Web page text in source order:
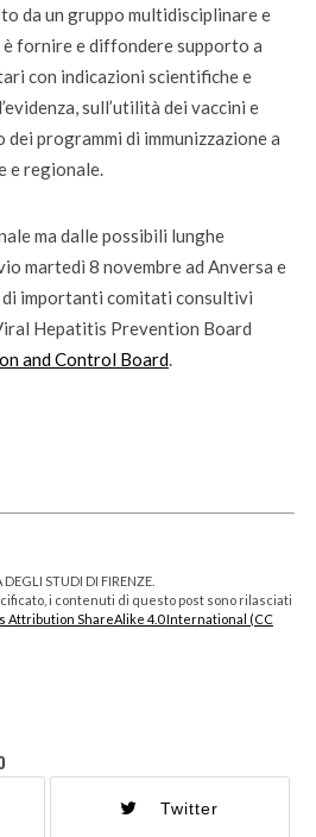
da un gruppo multidisciplinare e
fornire e diffondere supporto a
con indicazioni scientifiche e
sull’utilità dei vaccini e
programmi di immunizzazione a
e regionale.
ma dalle possibili lunghe
martedì 8 novembre ad Anversa e
di importanti comitati consultivi
Hepatitis Prevention Board
and Control Board.
STUDI DI FIRENZE.
i contenuti di questo post sono rilasciati
Attribution ShareAlike 4.0 International (CC
Twitter